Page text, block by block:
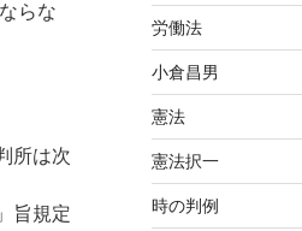
らな
所は次
旨規定
労働法
小倉昌男
憲法
憲法択一
時の判例